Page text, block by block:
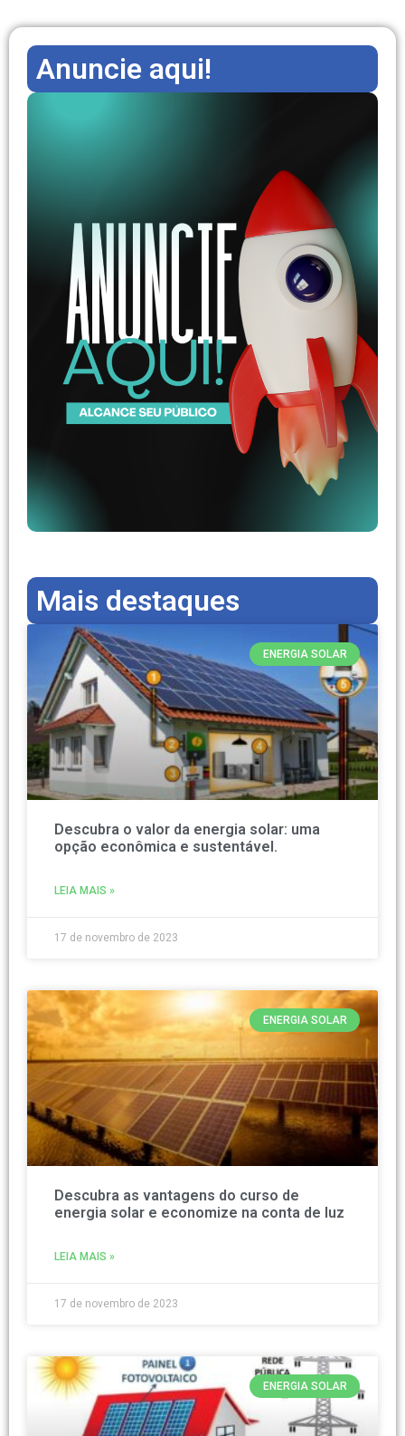
Anuncie aqui!
Mais destaques
ENERGIA SOLAR
Descubra o valor da energia solar: uma
opção econômica e sustentável.
LEIA MAIS »
17 de novembro de 2023
ENERGIA SOLAR
Descubra as vantagens do curso de
energia solar e economize na conta de luz
LEIA MAIS »
17 de novembro de 2023
ENERGIA SOLAR